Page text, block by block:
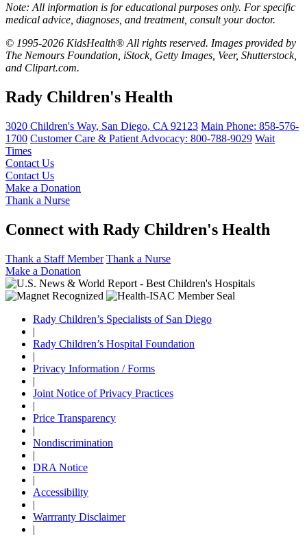
Note: All information is for educational purposes only. For specific
medical advice, diagnoses, and treatment, consult your doctor.
© 1995-2026 KidsHealth® All rights reserved. Images provided by
The Nemours Foundation, iStock, Getty Images, Veer, Shutterstock,
and Clipart.com.
Rady Children's Health
3020 Children's Way, San Diego, CA 92123 Main Phone: 858-576-
1700 Customer Care & Patient Advocacy: 800-788-9029 Wait
Times
Contact Us
Contact Us
Make a Donation
Thank a Nurse
Connect with Rady Children's Health
Thank a Staff Member Thank a Nurse
Make a Donation
Rady Children’s Specialists of San Diego
|
Rady Children’s Hospital Foundation
|
Privacy Information / Forms
|
Joint Notice of Privacy Practices
|
Price Transparency
|
Nondiscrimination
|
DRA Notice
|
Accessibility
|
Warrranty Disclaimer
|